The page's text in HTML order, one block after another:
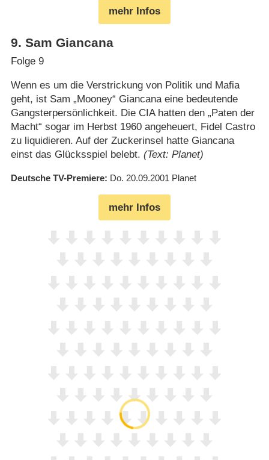
mehr Infos
9. Sam Giancana
Folge 9
Wenn es um die Verstrickung von Politik und Mafia
geht, ist Sam „Mooney“ Giancana eine bedeutende
Gangsterpersönlichkeit. Die CIA hatten den „Paten der
Macht“ sogar im Herbst 1960 angeheuert, Fidel Castro
zu liquidieren. Auf der Zuckerinsel hatte Giancana
einst das Glücksspiel belebt. (Text: Planet)
Deutsche TV-Premiere Do. 20.09.2001 Planet
mehr Infos